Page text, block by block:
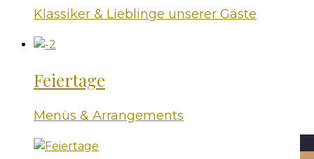
Klassiker & Lieblinge unserer Gäste
Feiertage
Menüs & Arrangements